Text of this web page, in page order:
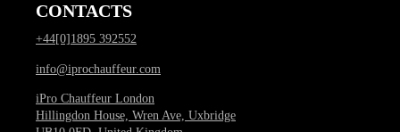
CONTACTS
+44[0]1895 392552
info@iprochauffeur.com
iPro Chauffeur London
Hillingdon House, Wren Ave, Uxbridge